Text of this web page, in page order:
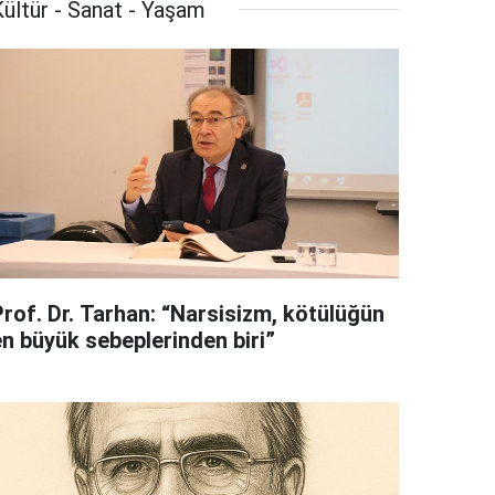
- Sanat - Yaşam
Dr. Tarhan: “Narsisizm, kötülüğün
büyük sebeplerinden biri”